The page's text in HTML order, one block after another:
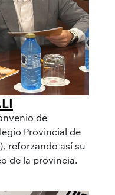
de
Provincial de
reforzando así su
de la provincia.